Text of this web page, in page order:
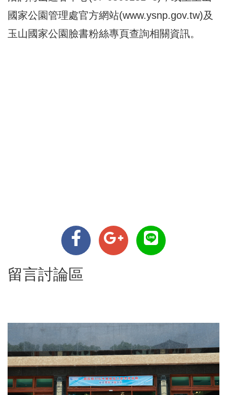
國家公園管理處官方網站(www.ysnp.gov.tw)及
玉山國家公園臉書粉絲專頁查詢相關資訊。
留言討論區